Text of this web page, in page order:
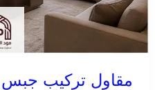
مقاول تركيب جبس